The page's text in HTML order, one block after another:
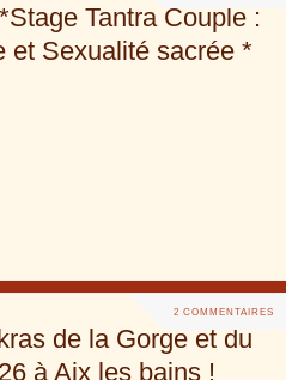
Tantra Couple :
et Sexualité sacrée *
2 COMMENTAIRES
de la Gorge et du
à Aix les bains !